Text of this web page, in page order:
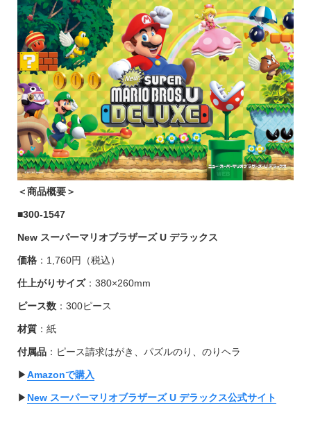
＜商品概要＞
■300-1547
New スーパーマリオブラザーズ U デラックス
価格：1,760円（税込）
仕上がりサイズ：380×260mm
ピース数：300ピース
材質：紙
付属品：ピース請求はがき、パズルのり、のりヘラ
▶︎Amazonで購入
▶︎ New スーパーマリオブラザーズ U デラックス公式サイト